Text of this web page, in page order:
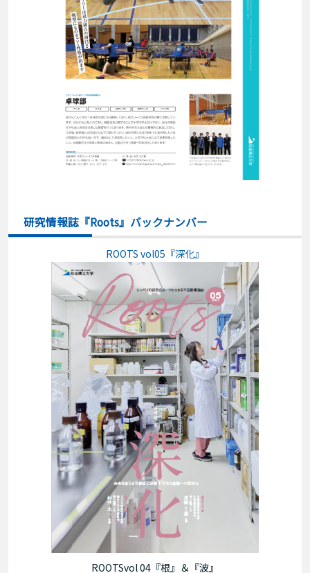
研究情報誌『Roots』バックナンバー
ROOTS vol05『深化』
ROOTSvol 04『根』＆『波』